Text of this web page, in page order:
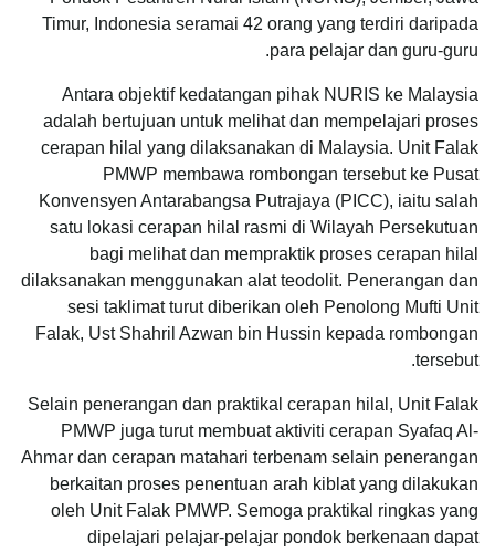
Timur, Indonesia seramai 42 orang yang terdiri daripada
para pelajar dan guru-guru.
Antara objektif kedatangan pihak NURIS ke Malaysia
adalah bertujuan untuk melihat dan mempelajari proses
cerapan hilal yang dilaksanakan di Malaysia. Unit Falak
PMWP membawa rombongan tersebut ke Pusat
Konvensyen Antarabangsa Putrajaya (PICC), iaitu salah
satu lokasi cerapan hilal rasmi di Wilayah Persekutuan
bagi melihat dan mempraktik proses cerapan hilal
dilaksanakan menggunakan alat teodolit. Penerangan dan
sesi taklimat turut diberikan oleh Penolong Mufti Unit
Falak, Ust Shahril Azwan bin Hussin kepada rombongan
tersebut.
Selain penerangan dan praktikal cerapan hilal, Unit Falak
PMWP juga turut membuat aktiviti cerapan Syafaq Al-
Ahmar dan cerapan matahari terbenam selain penerangan
berkaitan proses penentuan arah kiblat yang dilakukan
oleh Unit Falak PMWP. Semoga praktikal ringkas yang
dipelajari pelajar-pelajar pondok berkenaan dapat